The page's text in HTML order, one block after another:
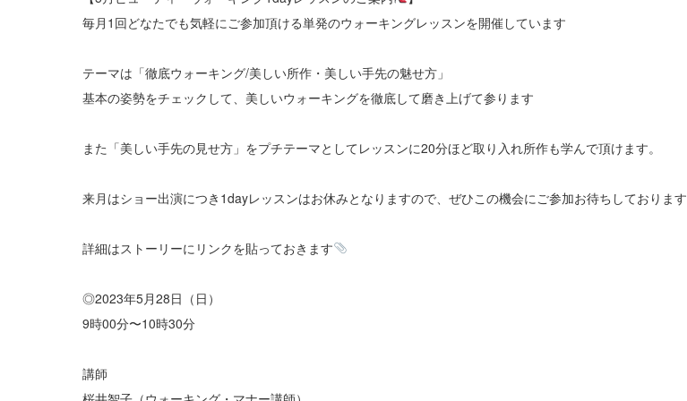
毎月1回どなたでも気軽にご参加頂ける単発のウォーキングレッスンを開催しています
テーマは「徹底ウォーキング/美しい所作・美しい手先の魅せ方」
基本の姿勢をチェックして、美しいウォーキングを徹底して磨き上げて参ります
また「美しい手先の見せ方」をプチテーマとしてレッスンに20分ほど取り入れ所作も学んで頂けます。
来月はショー出演につき1dayレッスンはお休みとなりますので、ぜひこの機会にご参加お待ちしております
詳細はストーリーにリンクを貼っておきます
◎2023年5月28日（日）
9時00分〜10時30分
講師